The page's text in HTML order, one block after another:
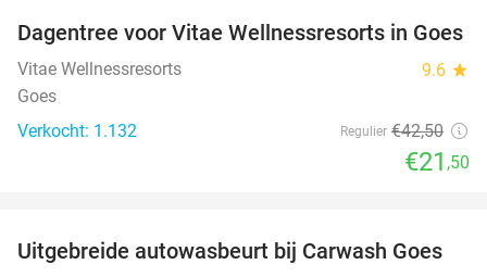
49%
Dagentree voor Vitae Wellnessresorts in Goes
Vitae Wellnessresorts 9.6 star
Goes
Verkocht: 1.132
Regulier €42,50
€21 ,50
36%
Uitgebreide autowasbeurt bij Carwash Goes